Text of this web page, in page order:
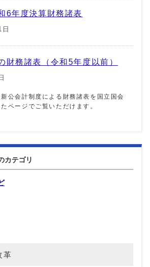
6年度決算財務諸表
務諸表（令和5年度以前）
公会計制度による財務諸表を国立国会
ページでご覧いただけます。
カテゴリ
革